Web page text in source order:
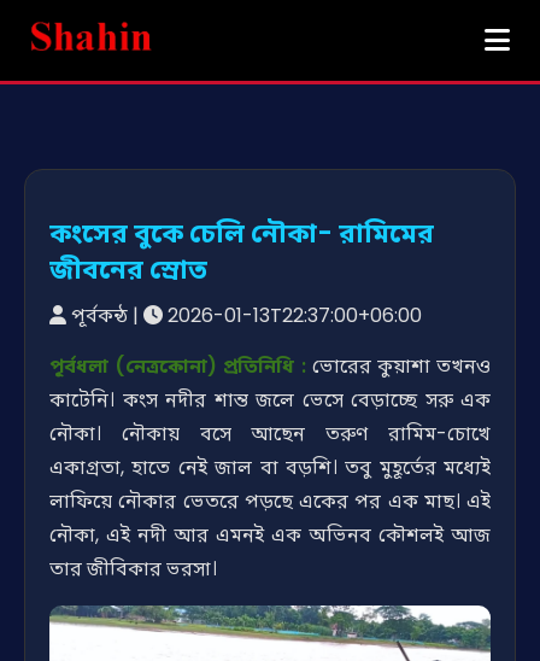
কংসের বুকে চেলি নৌকা- রামিমের
জীবনের স্রোত
পূর্বকন্ঠ |
2026-01-13T22:37:00+06:00
পূর্বধলা (নেত্রকোনা) প্রতিনিধি : ভোরের কুয়াশা তখনও
কাটেনি। কংস নদীর শান্ত জলে ভেসে বেড়াচ্ছে সরু এক
নৌকা। নৌকায় বসে আছেন তরুণ রামিম-চোখে
একাগ্রতা, হাতে নেই জাল বা বড়শি। তবু মুহূর্তের মধ্যেই
লাফিয়ে নৌকার ভেতরে পড়ছে একের পর এক মাছ। এই
নৌকা, এই নদী আর এমনই এক অভিনব কৌশলই আজ
তার জীবিকার ভরসা।